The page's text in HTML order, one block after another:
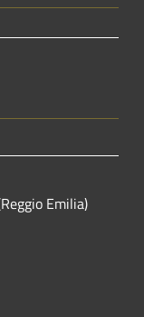
Emilia)